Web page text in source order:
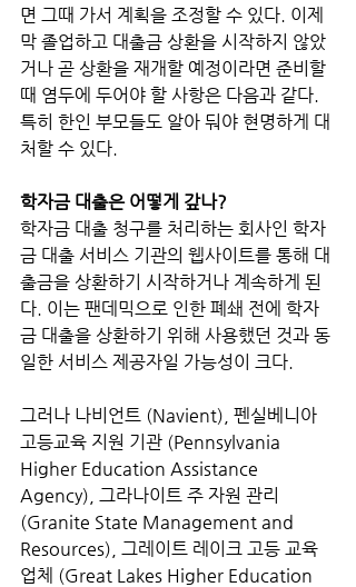
면 그때 가서 계획을 조정할 수 있다. 이제
막 졸업하고 대출금 상환을 시작하지 않았
거나 곧 상환을 재개할 예정이라면 준비할
때 염두에 두어야 할 사항은 다음과 같다.
특히 한인 부모들도 알아 둬야 현명하게 대
처할 수 있다.
학자금 대출은 어떻게 갚나?
학자금 대출 청구를 처리하는 회사인 학자
금 대출 서비스 기관의 웹사이트를 통해 대
출금을 상환하기 시작하거나 계속하게 된
다. 이는 팬데믹으로 인한 폐쇄 전에 학자
금 대출을 상환하기 위해 사용했던 것과 동
일한 서비스 제공자일 가능성이 크다.
그러나 나비언트 (Navient), 펜실베니아
고등교육 지원 기관 (Pennsylvania
Higher Education Assistance
Agency), 그라나이트 주 자원 관리
(Granite State Management and
Resources), 그레이트 레이크 고등 교육
업체 (Great Lakes Higher Education